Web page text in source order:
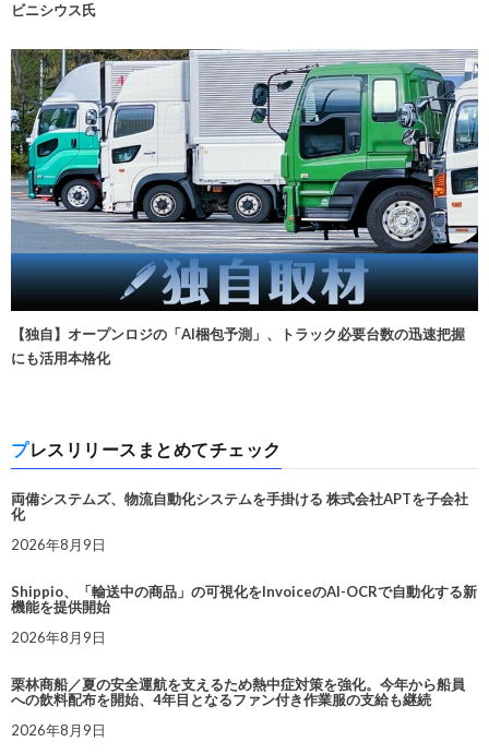
ビニシウス氏
【独自】オープンロジの「AI梱包予測」、トラック必要台数の迅速把握
にも活用本格化
プレスリリースまとめてチェック
両備システムズ、物流自動化システムを手掛ける 株式会社APTを子会社
化
2026年8月9日
Shippio、「輸送中の商品」の可視化をInvoiceのAI-OCRで自動化する新
機能を提供開始
2026年8月9日
栗林商船／夏の安全運航を支えるため熱中症対策を強化。今年から船員
への飲料配布を開始、4年目となるファン付き作業服の支給も継続
2026年8月9日